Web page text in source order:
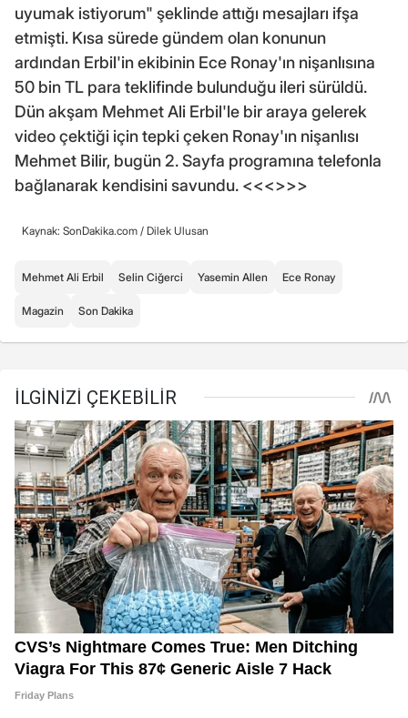
uyumak istiyorum" şeklinde attığı mesajları ifşa
etmişti. Kısa sürede gündem olan konunun
ardından Erbil'in ekibinin Ece Ronay'ın nişanlısına
50 bin TL para teklifinde bulunduğu ileri sürüldü.
Dün akşam Mehmet Ali Erbil'le bir araya gelerek
video çektiği için tepki çeken Ronay'ın nişanlısı
Mehmet Bilir, bugün 2. Sayfa programına telefonla
bağlanarak kendisini savundu. <<<>>>
Kaynak: SonDakika.com / Dilek Ulusan
Mehmet Ali Erbil Selin Ciğerci Yasemin Allen Ece Ronay
Magazin Son Dakika